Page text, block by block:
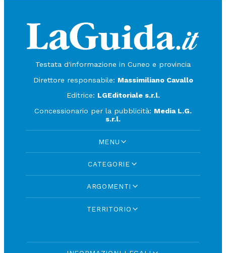
Testata d'informazione in Cuneo e provincia
Direttore responsabile: Massimiliano Cavallo
Editrice: LGEditoriale s.r.l.
Concessionario per la pubblicità: Media L.G.
s.r.l.
MENU
CATEGORIE
ARGOMENTI
TERRITORIO